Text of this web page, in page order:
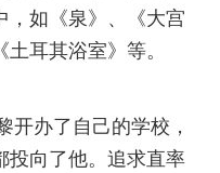
，如《泉》、《大宫
耳其浴室》等。
办了自己的学校，
投向了他。追求直率